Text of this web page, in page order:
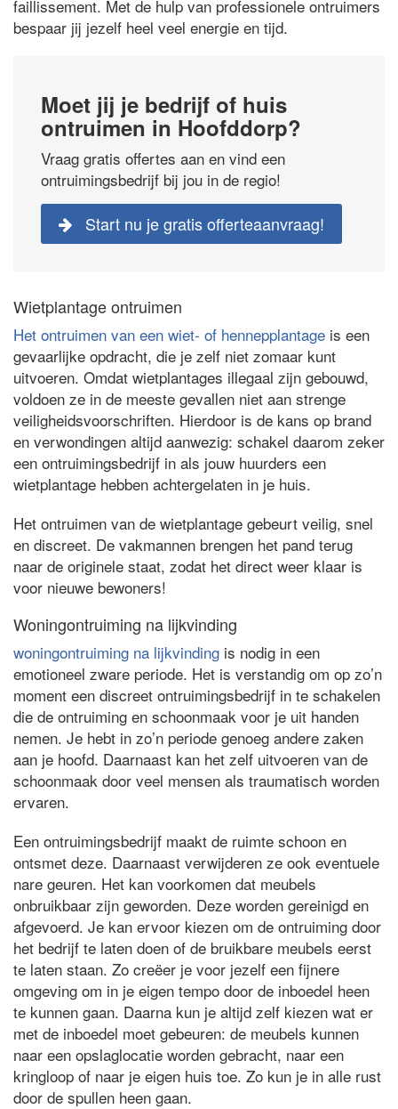
faillissement. Met de hulp van professionele ontruimers
bespaar jij jezelf heel veel energie en tijd.
Moet jij je bedrijf of huis
ontruimen in Hoofddorp?
Vraag gratis offertes aan en vind een
ontruimingsbedrijf bij jou in de regio!
Start nu je gratis offerteaanvraag!
Wietplantage ontruimen
Het ontruimen van een wiet- of hennepplantage is een
gevaarlijke opdracht, die je zelf niet zomaar kunt
uitvoeren. Omdat wietplantages illegaal zijn gebouwd,
voldoen ze in de meeste gevallen niet aan strenge
veiligheidsvoorschriften. Hierdoor is de kans op brand
en verwondingen altijd aanwezig: schakel daarom zeker
een ontruimingsbedrijf in als jouw huurders een
wietplantage hebben achtergelaten in je huis.
Het ontruimen van de wietplantage gebeurt veilig, snel
en discreet. De vakmannen brengen het pand terug
naar de originele staat, zodat het direct weer klaar is
voor nieuwe bewoners!
Woningontruiming na lijkvinding
woningontruiming na lijkvinding is nodig in een
emotioneel zware periode. Het is verstandig om op zo’n
moment een discreet ontruimingsbedrijf in te schakelen
die de ontruiming en schoonmaak voor je uit handen
nemen. Je hebt in zo’n periode genoeg andere zaken
aan je hoofd. Daarnaast kan het zelf uitvoeren van de
schoonmaak door veel mensen als traumatisch worden
ervaren.
Een ontruimingsbedrijf maakt de ruimte schoon en
ontsmet deze. Daarnaast verwijderen ze ook eventuele
nare geuren. Het kan voorkomen dat meubels
onbruikbaar zijn geworden. Deze worden gereinigd en
afgevoerd. Je kan ervoor kiezen om de ontruiming door
het bedrijf te laten doen of de bruikbare meubels eerst
te laten staan. Zo creëer je voor jezelf een fijnere
omgeving om in je eigen tempo door de inboedel heen
te kunnen gaan. Daarna kun je altijd zelf kiezen wat er
met de inboedel moet gebeuren: de meubels kunnen
naar een opslaglocatie worden gebracht, naar een
kringloop of naar je eigen huis toe. Zo kun je in alle rust
door de spullen heen gaan.